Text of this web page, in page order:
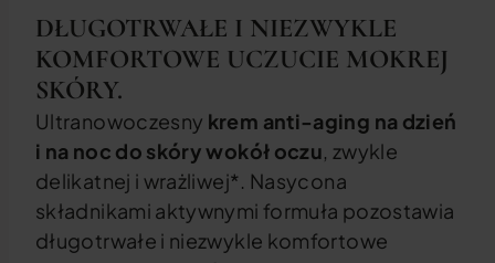
DŁUGOTRWAŁE I NIEZWYKLE
KOMFORTOWE UCZUCIE MOKREJ
SKÓRY.
Ultranowoczesny krem anti-aging na dzień
i na noc do skóry wokół oczu, zwykle
delikatnej i wrażliwej*. Nasycona
składnikami aktywnymi formuła pozostawia
długotrwałe i niezwykle komfortowe